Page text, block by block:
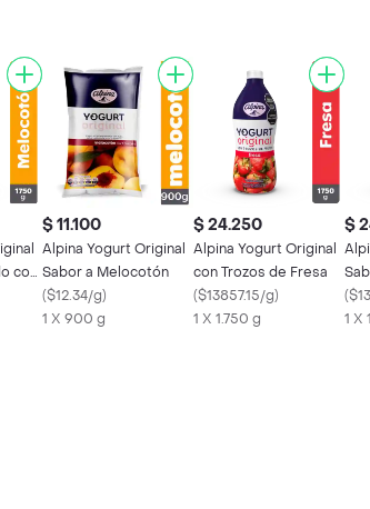
con
$ 11.100
Alpina Yogurt Original
Sabor a Melocotón
($12.34/g)
1 X 900 g
$ 24.250
Alpina Yogurt Original
con Trozos de Fresa
($13857.15/g)
1 X 1.750 g
$
(
1 X